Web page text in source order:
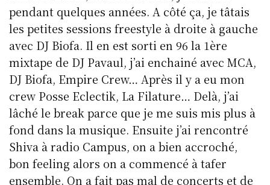
pendant quelques années. A côté ça, je tâtais
les petites sessions freestyle à droite à gauche
avec DJ Biofa. Il en est sorti en 96 la 1ère
mixtape de DJ Pavaul, j’ai enchainé avec MCA,
DJ Biofa, Empire Crew… Après il y a eu mon
crew Posse Eclectik, La Filature… Delà, j’ai
lâché le break parce que je me suis mis plus à
fond dans la musique. Ensuite j’ai rencontré
Shiva à radio Campus, on a bien accroché,
bon feeling alors on a commencé à tafer
ensemble. On a fait pas mal de concerts et de